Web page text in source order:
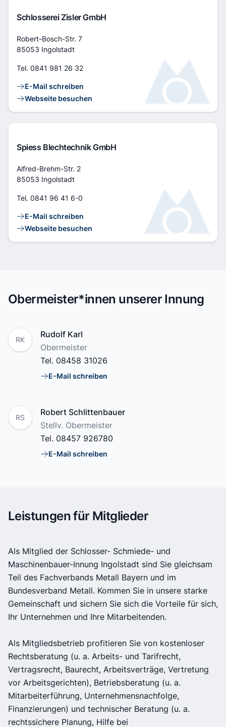
Schlosserei Zisler GmbH
Adresse
Robert-Bosch-Str. 7
85053 Ingolstadt
Tel. 0841 981 26 32
Kontaktlinks
E-Mail schreiben
Webseite besuchen
Spiess Blechtechnik GmbH
Adresse
Alfred-Brehm-Str. 2
85053 Ingolstadt
Tel. 0841 96 41 6-0
Kontaktlinks
E-Mail schreiben
Webseite besuchen
Obermeister*innen unserer Innung
RK
Name
Rudolf Karl
Position
Obermeister
Tel. 08458 31026
E-Mail
E-Mail schreiben
RS
Name
Robert Schlittenbauer
Position
Stellv. Obermeister
Tel. 08457 926780
E-Mail
E-Mail schreiben
Leistungen für Mitglieder
Als Mitglied der Schlosser- Schmiede- und
Maschinenbauer-Innung Ingolstadt sind Sie gleichsam
Teil des Fachverbands Metall Bayern und im
Bundesverband Metall. Kommen Sie in unsere starke
Gemeinschaft und sichern Sie sich die Vorteile für sich,
Ihr Unternehmen und Ihre Mitarbeitenden.
Als Mitgliedsbetrieb profitieren Sie von kostenloser
Rechtsberatung (u. a. Arbeits- und Tarifrecht,
Vertragsrecht, Baurecht, Arbeitsverträge, Vertretung
vor Arbeitsgerichten), Betriebsberatung (u. a.
Mitarbeiterführung, Unternehmensnachfolge,
Finanzierungen) und technischer Beratung (u. a.
rechtssichere Planung, Hilfe bei